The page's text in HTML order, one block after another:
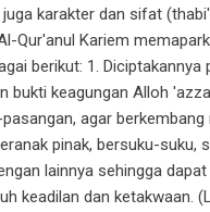
karakter dan sifat
Qur'anul Kariem
berikut: 1. Diciptakannya
bukti keagungan Alloh
agar berkembang
pinak, bersuku-suku,
lainnya sehingga
keadilan dan ketakwaan.